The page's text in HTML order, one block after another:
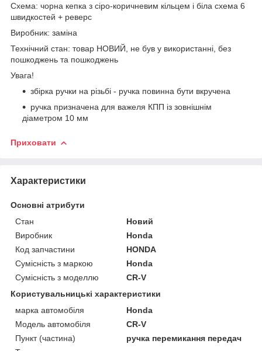
Схема: чорна кепка з сіро-коричневим кільцем і біла схема 6
швидкостей + реверс
Виробник: заміна
Технічний стан: товар НОВИЙ, не був у використанні, без
пошкоджень та пошкоджень
Увага!
збірка ручки на різьбі - ручка повинна бути вкручена
ручка призначена для важеля КПП із зовнішнім
діаметром 10 мм
Приховати
Характеристики
Основні атрибути
Стан
Новий
Виробник
Honda
Код запчастини
HONDA
Сумісність з маркою
Honda
Сумісність з моделлю
CR-V
Користувальницькі характеристики
марка автомобіля
Honda
Модель автомобіля
CR-V
Пункт (частина)
ручка перемикання передач